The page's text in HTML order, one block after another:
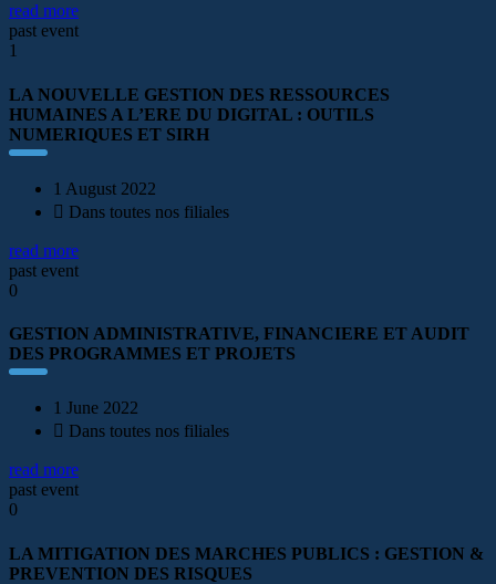
read more
past event
1
LA NOUVELLE GESTION DES RESSOURCES
HUMAINES A L’ERE DU DIGITAL : OUTILS
NUMERIQUES ET SIRH
1 August 2022
Dans toutes nos filiales
read more
past event
0
GESTION ADMINISTRATIVE, FINANCIERE ET AUDIT
DES PROGRAMMES ET PROJETS
1 June 2022
Dans toutes nos filiales
read more
past event
0
LA MITIGATION DES MARCHES PUBLICS : GESTION &
PREVENTION DES RISQUES